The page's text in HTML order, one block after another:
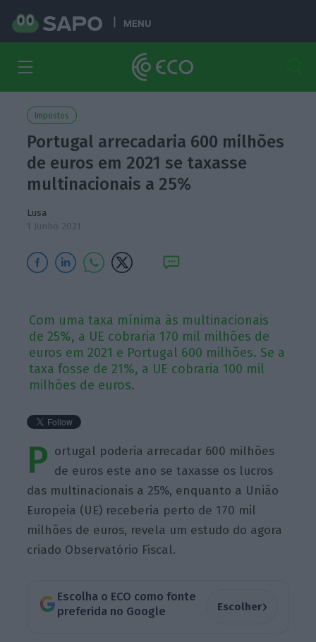
MENU
Impostos
Portugal arrecadaria 600 milhões
de euros em 2021 se taxasse
multinacionais a 25%
Lusa
1 Junho 2021
Com uma taxa mínima às multinacionais
de 25%, a UE cobraria 170 mil milhões de
euros em 2021 e Portugal 600 milhões. Se a
taxa fosse de 21%, a UE cobraria 100 mil
milhões de euros.
P ortugal poderia arrecadar 600 milhões
de euros este ano se taxasse os lucros
das multinacionais a 25%, enquanto a União
Europeia (UE) receberia perto de 170 mil
milhões de euros, revela um estudo do agora
criado Observatório Fiscal.
Escolha o ECO como fonte
preferida no Google
Escolher›